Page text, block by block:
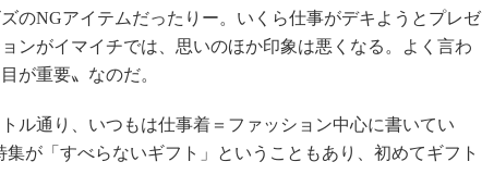
のNGアイテムだったりー。いくら仕事がデキようとプレゼ
ンがイマイチでは、思いのほか印象は悪くなる。よく言わ
が重要〟なのだ。
ル通り、いつもは仕事着＝ファッション中心に書いてい
集が「すべらないギフト」ということもあり、初めてギフト